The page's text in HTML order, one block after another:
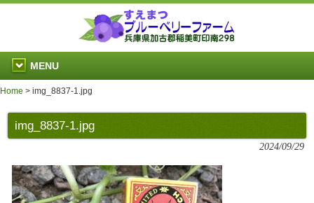
MENU
Home > img_8837-1.jpg
img_8837-1.jpg
2024/09/29